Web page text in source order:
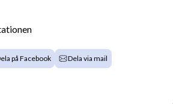
på Facebook Dela via mail